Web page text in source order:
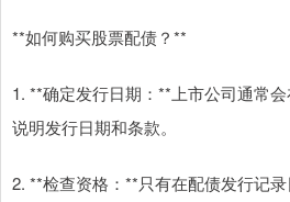
**如何购买股票配债？**
1. **确定发行日期：**上市公司通常
说明发行日期和条款。
2. **检查资格：**只有在配债发行记